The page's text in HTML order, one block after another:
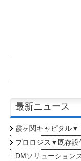
最新ニュース
霞ヶ関キャピタル▼
プロロジス▼既存設
DMソリューション